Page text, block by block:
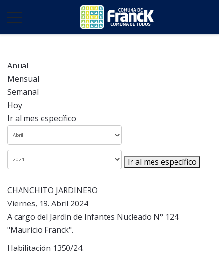
Anual
Mensual
Semanal
Hoy
Ir al mes específico
Ir al mes específico
CHANCHITO JARDINERO
Viernes, 19. Abril 2024
A cargo del Jardín de Infantes Nucleado N° 124
"Mauricio Franck".
Habilitación 1350/24.